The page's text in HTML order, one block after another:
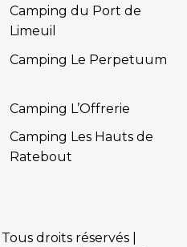
Camping du Port de
Limeuil
Camping Le Perpetuum
Camping L’Offrerie
Camping Les Hauts de
Ratebout
droits réservés |